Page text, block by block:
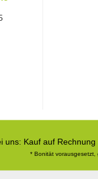
uns: Kauf auf
* Bonität vorausgesetzt,